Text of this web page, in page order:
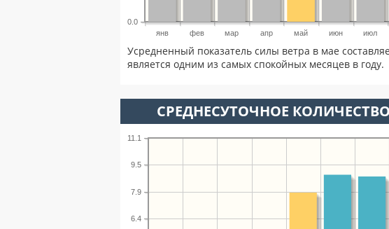
янв фев мар апр май июн июл
0.0
Усредненный показатель силы ветра в мае
является одним из самых спокойных месяцев в году.
СРЕДНЕСУТОЧНОЕ
6.4
7.9
9.5
11.1